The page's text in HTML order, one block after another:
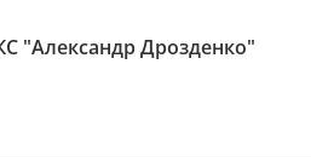
"Александр Дрозденко"